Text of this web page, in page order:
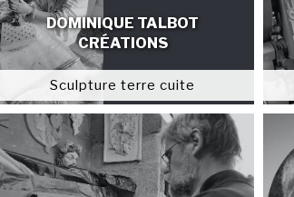
DOMINIQUE TALBOT
CRÉATIONS
Sculpture terre cuite